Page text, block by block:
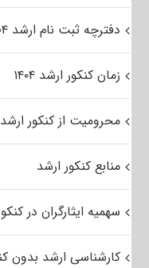
دفترچه ثبت نام ارشد ۱۴۰۴
زمان کنکور ارشد ۱۴۰۴
محرومیت از کنکور ارشد
منابع کنکور ارشد
سهمیه ایثارگران در
کارشناسی ارشد بدون